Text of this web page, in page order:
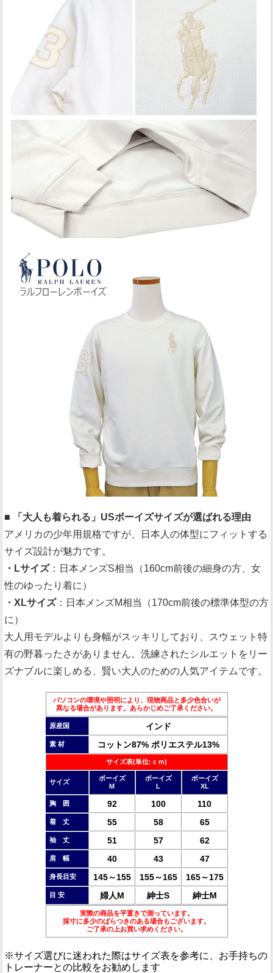
■ 「大人も着られる」USボーイズサイズが選ばれる理由
アメリカの少年用規格ですが、日本人の体型にフィットする
サイズ設計が魅力です。
・Lサイズ：日本メンズS相当（160cm前後の細身の方、女
性のゆったり着に）
・XLサイズ：日本メンズM相当（170cm前後の標準体型の方
に）
大人用モデルよりも身幅がスッキリしており、スウェット特
有の野暮ったさがありません。洗練されたシルエットをリー
ズナブルに楽しめる、賢い大人のための人気アイテムです。
パソコンの環境や照明により、現物商品と多少色合いが
異なる場合があります。あらかじめご了承ください。
原産国 インド
素 材 コットン87% ポリエステル13%
サイズ表(単位:ｃｍ)
サイズ
ボーイズ
M
ボーイズ
L
ボーイズ
XL
胸 囲 92 100 110
着 丈 55 58 65
袖 丈 51 57 62
肩 幅 40 43 47
身長目安 145～155 155～165 165～175
目 安 婦人M 紳士S 紳士M
実際の商品を平置きで測っています。
採寸に多少のばらつきのある場合もございます。
ご了承の上お買い求めください。
※サイズ選びに迷われた際はサイズ表を参考に、お手持ちの
トレーナーとの比較をお勧めします